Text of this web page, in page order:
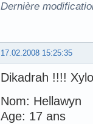
Dernière
17.02.2008 15:25:35
Dikadrah !!!!
Nom: Hellawyn
Age: 17 ans